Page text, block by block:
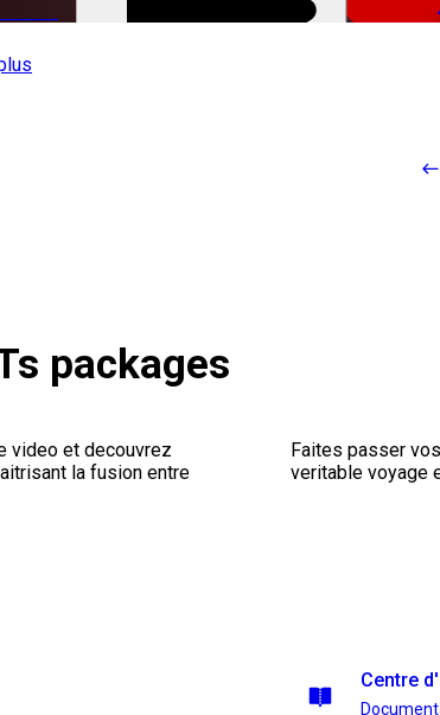
packages
video et decouvrez
la fusion entre
Faites passer
veritable voyage
Centre